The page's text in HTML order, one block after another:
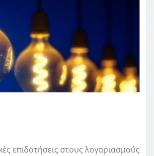
επιδοτήσεις στους λογαριασμούς